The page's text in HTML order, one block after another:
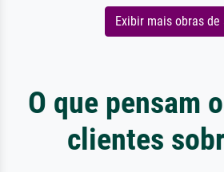
Exibir mais obras de
O que pensam
clientes